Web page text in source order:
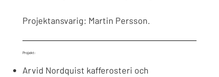
Projektansvarig: Martin Persson.
Projekt:
Arvid Nordquist kafferosteri och